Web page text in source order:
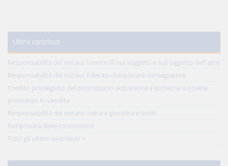
Ultimi contributi
Responsabilità del notaio: i controlli sui soggetti e sull'oggetto dell'atto
Responsabilità del notaio: l'illecito disciplinare conseguente
Credito privilegiato del promissario acquirente e ipoteche sul bene
promesso in vendita
Responsabilità del notaio: natura giuridica e limiti
Reciprocità delle concessioni
Tutti gli ultimi contributi >